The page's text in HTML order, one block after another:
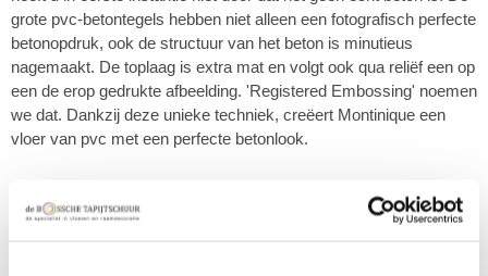
grote pvc-betontegels hebben niet alleen een fotografisch perfecte
betonopdruk, ook de structuur van het beton is minutieus
nagemaakt. De toplaag is extra mat en volgt ook qua reliëf een op
een de erop gedrukte afbeelding. 'Registered Embossing' noemen
we dat. Dankzij deze unieke techniek, creëert Montinique een
vloer van pvc met een perfecte betonlook.
€ 43,95 p/m2